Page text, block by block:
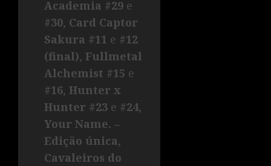
Academia #29 e
#30, Card Captor
Sakura #11 e #12
(final), Fullmetal
Alchemist #15 e
#16, Hunter x
Hunter #23 e #24,
Your Name. –
Edição única,
Cavaleiros do